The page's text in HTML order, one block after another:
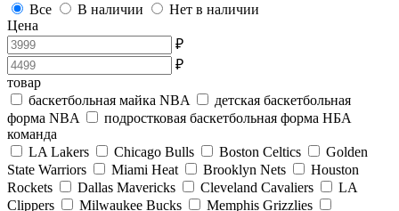
Все
В наличии
Нет в наличии
Цена
₽
₽
товар
баскетбольная майка NBA
детская баскетбольная
форма NBA
подростковая баскетбольная форма НБА
команда
LA Lakers
Chicago Bulls Boston Celtics
Golden
State Warriors
Miami Heat Brooklyn Nets
Houston
Rockets
Dallas Mavericks Cleveland Cavaliers
LA
Clippers
Milwaukee Bucks Memphis Grizzlies